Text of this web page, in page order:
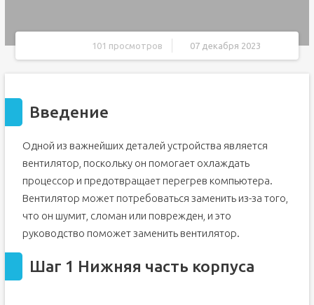
101 просмотров 07 декабря 2023
Введение
Одной из важнейших деталей устройства является
вентилятор, поскольку он помогает охлаждать
процессор и предотвращает перегрев компьютера.
Вентилятор может потребоваться заменить из-за того,
что он шумит, сломан или поврежден, и это
руководство поможет заменить вентилятор.
Шаг 1 Нижняя часть корпуса